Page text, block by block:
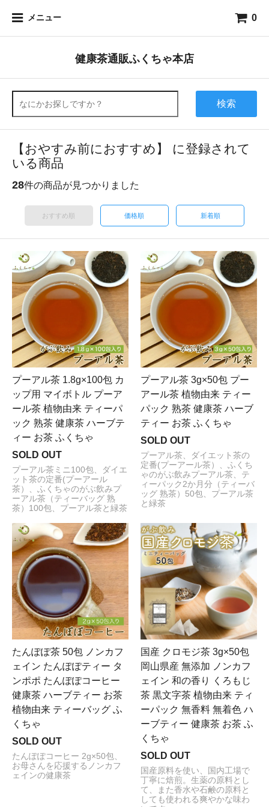
メニュー 0
健康茶通販ふくちゃ本店
検索
【おやすみ前におすすめ】 に登録されて
いる商品
28件の商品が見つかりました
おすすめ順 価格順 新着順
プーアル茶 1.8g×100包 カ
ップ用 マイボトル プーア
ール茶 植物由来 ティーパ
ック 熟茶 健康茶 ハーブテ
ィー お茶 ふくちゃ
SOLD OUT
プーアル茶ミニ100包、ダイエ
ット茶の定番(プーアール
茶）、ふくちゃのがぶ飲みプ
ーアル茶（ティーバッグ 熟
茶）100包、プーアル茶と緑茶
プーアル茶 3g×50包 プー
アール茶 植物由来 ティー
パック 熟茶 健康茶 ハーブ
ティー お茶 ふくちゃ
SOLD OUT
プーアル茶、ダイエット茶の
定番(プーアール茶）、ふくち
ゃのがぶ飲みプーアル茶、テ
ィーパック2か月分（ティーバ
ッグ 熟茶）50包、プーアル茶
と緑茶
たんぽぽ茶 50包 ノンカフ
ェイン たんぽぽティー タ
ンポポ たんぽぽコーヒー
健康茶 ハーブティー お茶
植物由来 ティーバッグ ふ
くちゃ
SOLD OUT
たんぽぽコーヒー 2g×50包、
お母さんを応援するノンカフ
ェインの健康茶
国産 クロモジ茶 3g×50包
岡山県産 無添加 ノンカフ
ェイン 和の香り くろもじ
茶 黒文字茶 植物由来 ティ
ーパック 無香料 無着色 ハ
ーブティー 健康茶 お茶 ふ
くちゃ
SOLD OUT
国産原料を使い、国内工場で
丁寧に焙煎。生薬の原料とし
て、また香水や石鹸の原料と
しても使われる爽やかな味わ